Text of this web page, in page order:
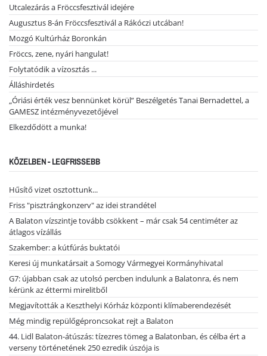
Utcalezárás a Fröccsfesztivál idejére
Augusztus 8-án Fröccsfesztivál a Rákóczi utcában!
Mozgó Kultúrház Boronkán
Fröccs, zene, nyári hangulat!
Folytatódik a vízosztás ...
Álláshirdetés
„Óriási érték vesz bennünket körül” Beszélgetés Tanai Bernadettel, a
GAMESZ intézményvezetőjével
Elkezdődött a munka!
KÖZELBEN - LEGFRISSEBB
Hűsítő vizet osztottunk...
Friss "pisztrángkonzerv" az idei strandétel
A Balaton vízszintje tovább csökkent – már csak 54 centiméter az
átlagos vízállás
Szakember: a kútfúrás buktatói
Keresi új munkatársait a Somogy Vármegyei Kormányhivatal
G7: újabban csak az utolsó percben indulunk a Balatonra, és nem
kérünk az éttermi mirelitből
Megjavították a Keszthelyi Kórház központi klímaberendezését
Még mindig repülőgéproncsokat rejt a Balaton
44. Lidl Balaton-átúszás: tízezres tömeg a Balatonban, és célba ért a
verseny történetének 250 ezredik úszója is